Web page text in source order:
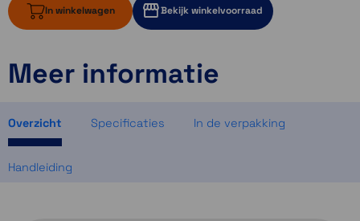
In winkelwagen Bekijk winkelvoorraad
1 op voorraad
1 op voorraad
Meer informatie
Overzicht Specificaties In de verpakking
Handleiding